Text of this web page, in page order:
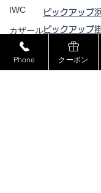
IWC
カザール
マイクロソフト
ゴープロ
ピックアップ
ピックアップ掛
ピックアップ
ピックアップ
Phone クーポン